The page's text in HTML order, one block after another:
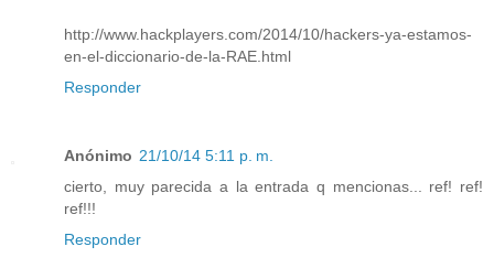
http://www.hackplayers.com/2014/10/hackers-ya-estamos-
en-el-diccionario-de-la-RAE.html
Responder
Anónimo 21/10/14 5:11 p. m.
cierto, muy parecida a la entrada q mencionas... ref! ref!
ref!!!
Responder